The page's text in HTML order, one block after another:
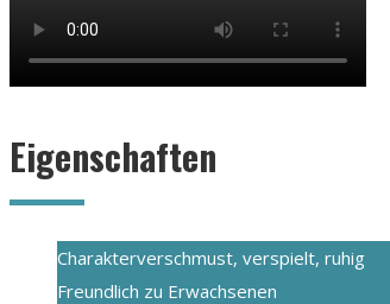
Eigenschaften
Charakterverschmust, verspielt, ruhig
Freundlich zu Erwachsenen